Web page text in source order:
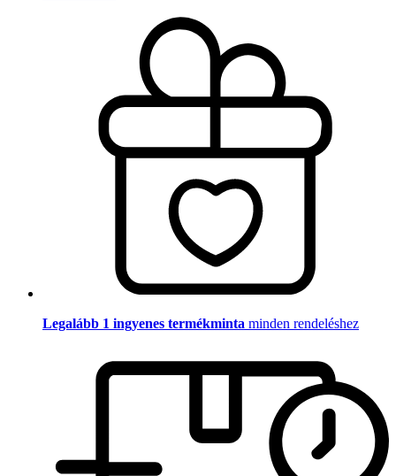
Legalább 1 ingyenes termékminta minden rendeléshez